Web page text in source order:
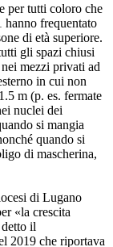
per tutti coloro che
hanno frequentato
di età superiore.
gli spazi chiusi
mezzi privati ad
in cui non
m (p. es. fermate
nuclei dei
si mangia
quando si
di mascherina,
di Lugano
«la crescita
il
2019 che riportava